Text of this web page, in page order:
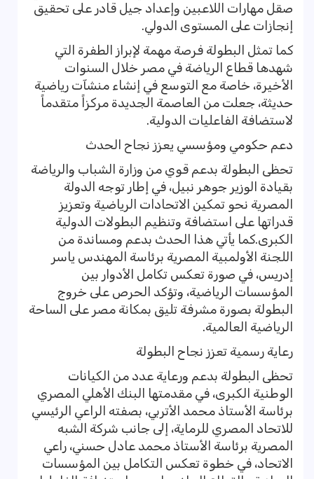
صقل مهارات اللاعبين وإعداد جيل قادر على تحقيق
إنجازات على المستوى الدولي.
كما تمثل البطولة فرصة مهمة لإبراز الطفرة التي
شهدها قطاع الرياضة في مصر خلال السنوات
الأخيرة، خاصة مع التوسع في إنشاء منشآت رياضية
حديثة، جعلت من العاصمة الجديدة مركزاً متقدماً
لاستضافة الفاعليات الدولية.
دعم حكومي ومؤسسي يعزز نجاح الحدث
تحظى البطولة بدعم قوي من وزارة الشباب والرياضة
بقيادة الوزير جوهر نبيل، في إطار توجه الدولة
المصرية نحو تمكين الاتحادات الرياضية وتعزيز
قدراتها على استضافة وتنظيم البطولات الدولية
الكبرى.كما يأتي هذا الحدث بدعم ومساندة من
اللجنة الأولمبية المصرية برئاسة المهندس ياسر
إدريس، في صورة تعكس تكامل الأدوار بين
المؤسسات الرياضية، وتؤكد الحرص على خروج
البطولة بصورة مشرفة تليق بمكانة مصر على الساحة
الرياضية العالمية.
رعاية رسمية تعزز نجاح البطولة
تحظى البطولة بدعم ورعاية عدد من الكيانات
الوطنية الكبرى، في مقدمتها البنك الأهلي المصري
برئاسة الأستاذ محمد الأتربي، بصفته الراعي الرئيسي
للاتحاد المصري للرماية، إلى جانب شركة الشبه
المصرية برئاسة الأستاذ محمد عادل حسني، راعي
الاتحاد، في خطوة تعكس التكامل بين المؤسسات